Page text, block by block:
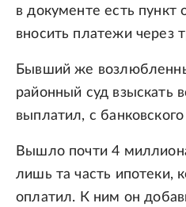
в документе есть
вносить платежи через
Бывший же
районный суд взыскать
выплатил, с
Вышло почти 4
лишь та часть ипотеки,
оплатил. К ним он